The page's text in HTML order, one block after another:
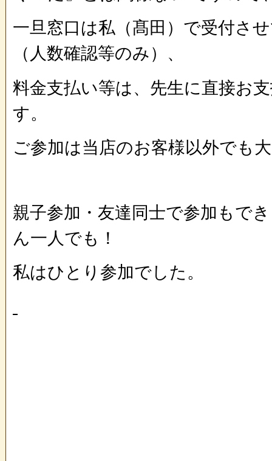
一旦窓口は私（髙田）で受付さ
（人数確認等のみ）、
料金支払い等は、先生に直接お
す。
ご参加は当店のお客様以外でも
親子参加・友達同士で参加もで
ん一人でも！
私はひとり参加でした。